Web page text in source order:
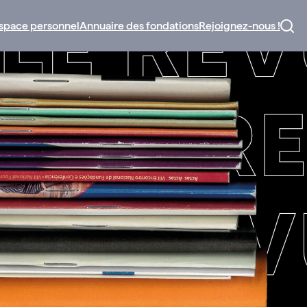
personnelAnnuaire des fondationsRejoignez-nous !